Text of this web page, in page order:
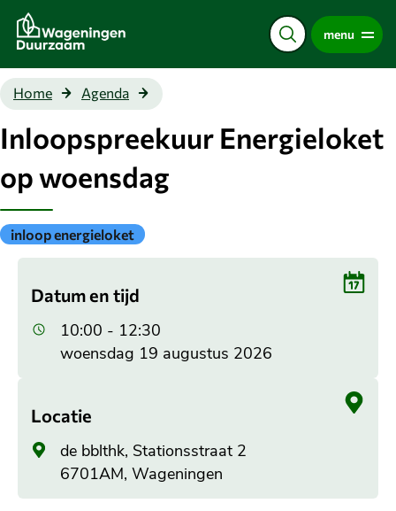
Direct
naar
de
content
menu
Home Agenda
Inloopspreekuur
Energieloket op
Inloopspreekuur Energieloket
op woensdag
Gepubliceerd
categorie:
inloop energieloket
Datum en tijd
10:00 - 12:30
woensdag 19 augustus 2026
Locatie
Algemeen
adres
de bblthk, Stationsstraat 2
6701AM, Wageningen